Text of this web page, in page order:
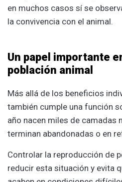
en muchos casos sí se
la convivencia con el animal.
Un papel importante
población animal
Más allá de los beneficios
también cumple una función
año nacen miles de camadas
terminan abandonadas o en
Controlar la reproducción de
reducir esta situación y evita